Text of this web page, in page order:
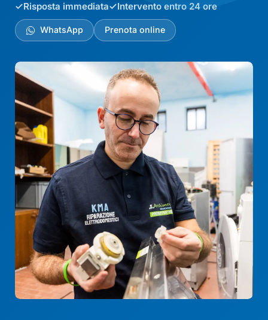
Risposta immediata Intervento entro 24 ore
WhatsApp Prenota online